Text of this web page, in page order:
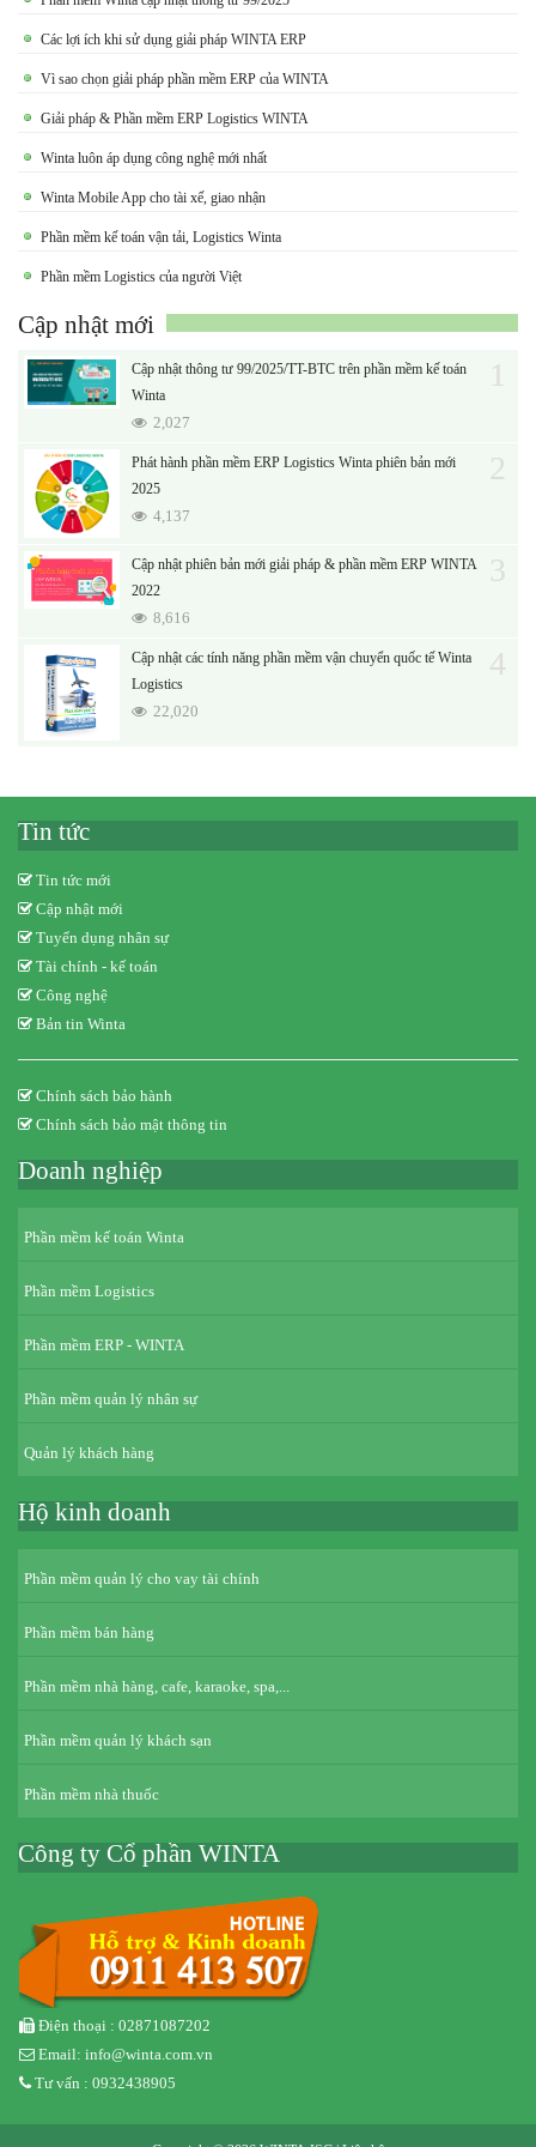
Các lợi ích khi sử dụng giải pháp WINTA ERP
Vì sao chọn giải pháp phần mềm ERP của WINTA
Giải pháp & Phần mềm ERP Logistics WINTA
Winta luôn áp dụng công nghệ mới nhất
Winta Mobile App cho tài xế, giao nhận
Phần mềm kế toán vận tải, Logistics Winta
Phần mềm Logistics của người Việt
Cập nhật mới
Cập nhật thông tư 99/2025/TT-BTC trên phần mềm kế toán
Winta
2,027
1
Phát hành phần mềm ERP Logistics Winta phiên bản mới
2025
4,137
2
Cập nhật phiên bản mới giải pháp & phần mềm ERP WINTA
2022
8,616
3
Cập nhật các tính năng phần mềm vận chuyển quốc tế Winta
Logistics
22,020
4
Tin tức
Tin tức mới
Cập nhật mới
Tuyển dụng nhân sự
Tài chính - kế toán
Công nghệ
Bản tin Winta
Chính sách bảo hành
Chính sách bảo mật thông tin
Doanh nghiệp
Phần mềm kế toán Winta
Phần mềm Logistics
Phần mềm ERP - WINTA
Phần mềm quản lý nhân sự
Quản lý khách hàng
Hộ kinh doanh
Phần mềm quản lý cho vay tài chính
Phần mềm bán hàng
Phần mềm nhà hàng, cafe, karaoke, spa,...
Phần mềm quản lý khách sạn
Phần mềm nhà thuốc
Công ty Cổ phần WINTA
Điện thoại : 02871087202
Email: info@winta.com.vn
Tư vấn : 0932438905